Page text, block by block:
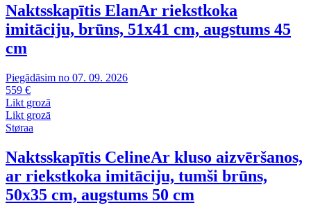
Naktsskapītis ElanAr riekstkoka
imitāciju, brūns, 51x41 cm, augstums 45
cm
Piegādāsim no 07. 09. 2026
559 €
Likt grozā
Likt grozā
Støraa
Naktsskapītis CelineAr kluso aizvēršanos,
ar riekstkoka imitāciju, tumši brūns,
50x35 cm, augstums 50 cm